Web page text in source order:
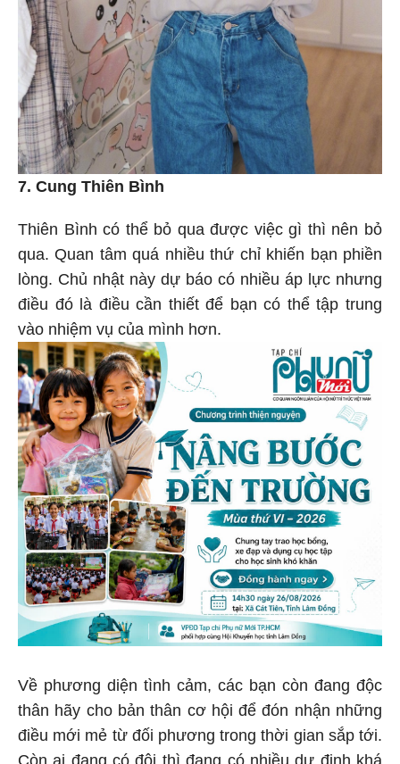
7. Cung Thiên Bình
Thiên Bình có thể bỏ qua được việc gì thì nên bỏ
qua. Quan tâm quá nhiều thứ chỉ khiến bạn phiền
lòng. Chủ nhật này dự báo có nhiều áp lực nhưng
điều đó là điều cần thiết để bạn có thể tập trung
vào nhiệm vụ của mình hơn.
Về phương diện tình cảm, các bạn còn đang độc
thân hãy cho bản thân cơ hội để đón nhận những
điều mới mẻ từ đối phương trong thời gian sắp tới.